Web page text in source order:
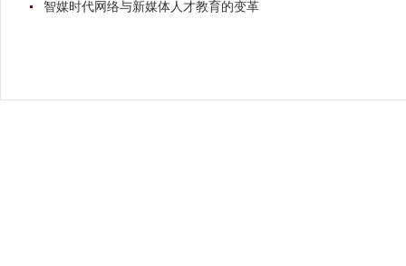
智媒时代网络与新媒体人才教育的变革